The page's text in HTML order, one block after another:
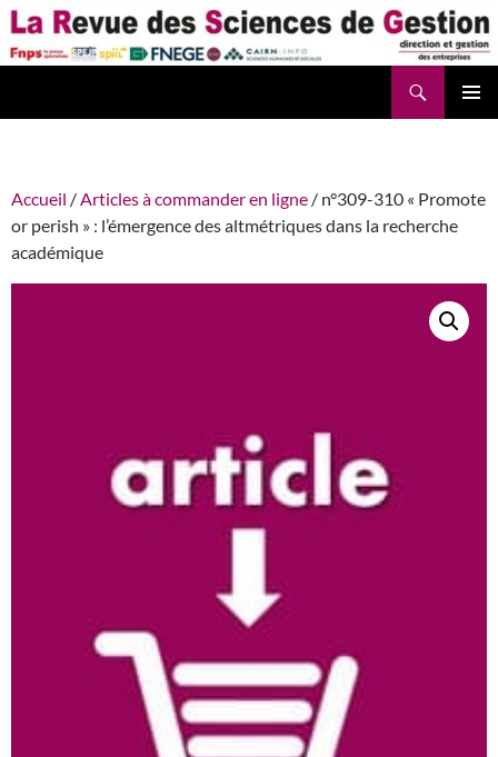
Aller
au
contenu
Accueil /Articles à commander en ligne / n°309-310 « Promote
or perish » : l’émergence des altmétriques dans la recherche
académique